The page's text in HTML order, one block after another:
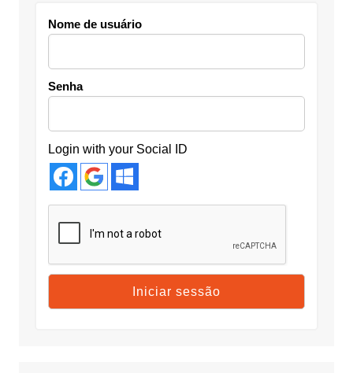
Nome de usuário
Senha
Login with your Social ID